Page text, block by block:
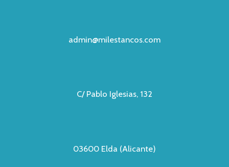
admin@milestancos.com
C/ Pablo Iglesias, 132
03600 Elda (Alicante)